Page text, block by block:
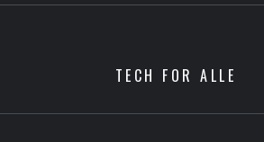
TECH FOR ALLE